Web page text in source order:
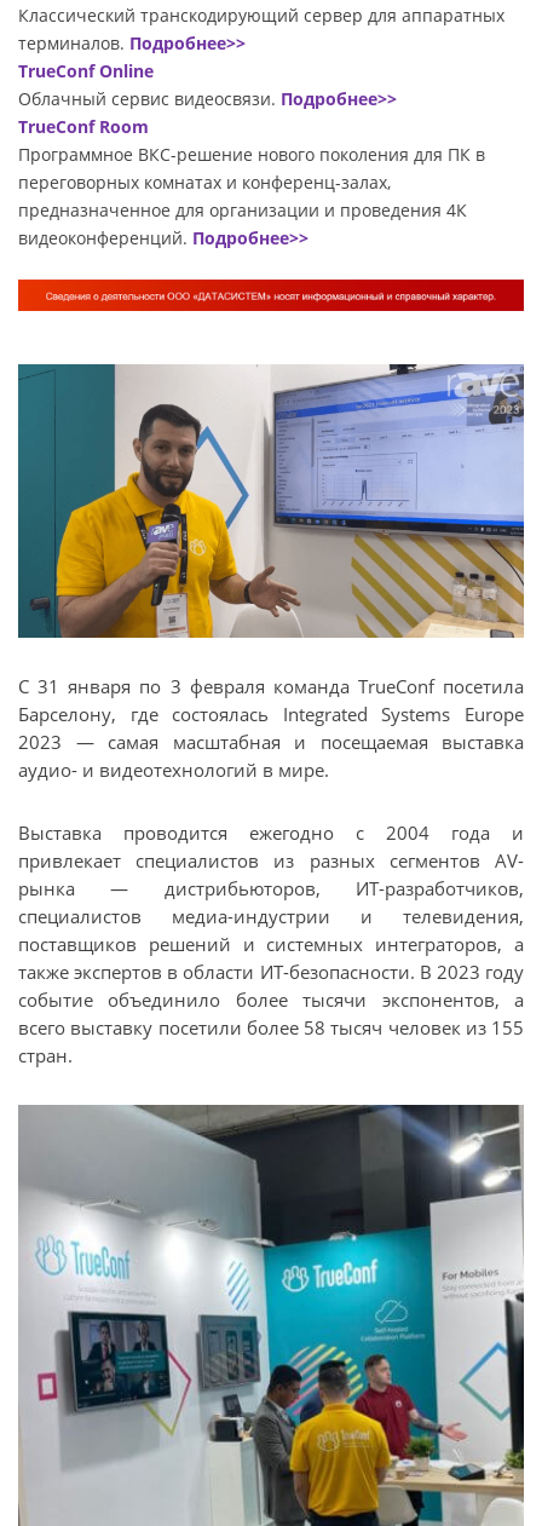
Классический транскодирующий сервер для аппаратных
терминалов. Подробнее>>
TrueConf Online
Облачный сервис видеосвязи. Подробнее>>
TrueConf Room
Программное ВКС-решение нового поколения для ПК в
переговорных комнатах и конференц-залах,
предназначенное для организации и проведения 4К
видеоконференций. Подробнее>>
C 31 января по 3 февраля команда TrueConf посетила
Барселону, где состоялась Integrated Systems Europe
2023 — самая масштабная и посещаемая выставка
аудио- и видеотехнологий в мире.
Выставка проводится ежегодно с 2004 года и
привлекает специалистов из разных сегментов AV-
рынка — дистрибьюторов, ИТ-разработчиков,
специалистов медиа-индустрии и телевидения,
поставщиков решений и системных интеграторов, а
также экспертов в области ИТ-безопасности. В 2023 году
событие объединило более тысячи экспонентов, а
всего выставку посетили более 58 тысяч человек из 155
стран.